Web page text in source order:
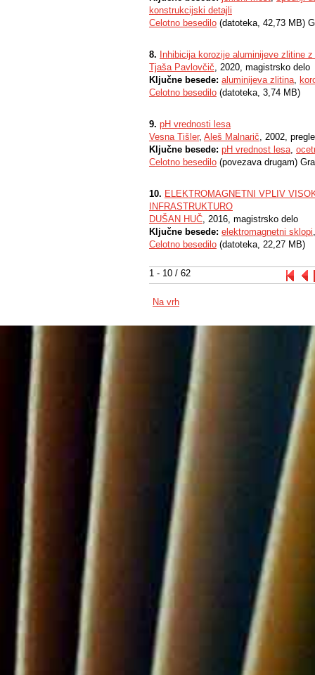
1 - 10 / 62
konstrukcijski detajli
Celotno besedilo (datoteka, 42,73 MB)
8. Inhibicija korozije aluminijeve zlitine
Tjaša Pavlovčič, 2020, magistrsko delo
Ključne besede: aluminijeva zlitina,
Celotno besedilo (datoteka, 3,74 MB)
9. pH vrednosti lesa
Vesna Tišler, Aleš Malnarič, 2002,
Ključne besede: pH vrednost lesa,
Celotno besedilo (povezava drugam)
10. ELEKTROMAGNETNI VPLIV
INFRASTRUKTURO
DUŠAN HUČ, 2016, magistrsko delo
Ključne besede: elektromagnetni sklopi
Celotno besedilo (datoteka, 22,27 MB)
Na vrh